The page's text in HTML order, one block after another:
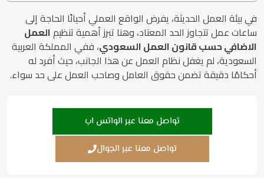
في بيئة العمل الحديثة، يفرض الواقع العملي أحيانًا الحاجة إلى
ساعات عمل تتجاوز الحد المعتاد، وهنا تبرز أهمية تنظيمالعمل
الاضافي حسب قانون العمل السعودي، ففي المملكة العربية
السعودية، لم يغفل نظام العمل عن هذا الجانب، حيث أفرد له
أحكامًا دقيقة تضمن حقوق العامل وصاحب العمل على حد سواء.
تواصل معنا عبر الواتس اب
تواصل معنا عبر الجوال